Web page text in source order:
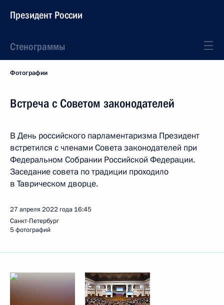
Президент России
Стенограммы
Фотографии
Встреча с Советом законодателей
В День российского парламентаризма Президент
встретился с членами Совета законодателей при
Федеральном Собрании Российской Федерации.
Заседание совета по традиции проходило
в Таврическом дворце.
27 апреля 2022 года 16:45
Санкт-Петербург
5 фотографий